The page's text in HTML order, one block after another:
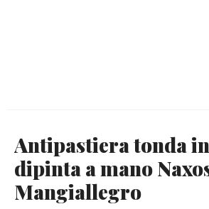
Antipastiera tonda
dipinta a mano
Mangiallegro